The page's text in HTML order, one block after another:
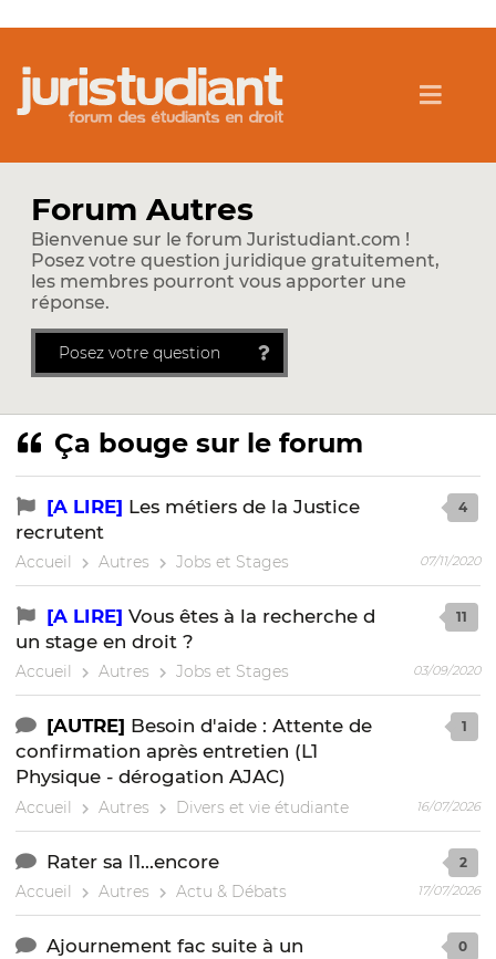
Forum Autres
Bienvenue sur le forum Juristudiant.com !
Posez votre question juridique gratuitement,
les membres pourront vous apporter une
réponse.
Posez votre question
Ça bouge sur le forum
[A LIRE] Les métiers de la Justice
recrutent
Accueil Autres Jobs et Stages
4
07/11/2020
[A LIRE] Vous êtes à la recherche d
un stage en droit ?
Accueil Autres Jobs et Stages
11
03/09/2020
[AUTRE] Besoin d'aide : Attente de
confirmation après entretien (L1
Physique - dérogation AJAC)
Accueil Autres Divers et vie étudiante
1
16/07/2026
Rater sa l1...encore
Accueil Autres Actu & Débats
2
17/07/2026
Ajournement fac suite à un
0